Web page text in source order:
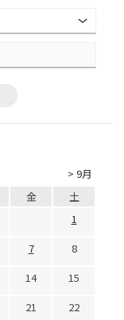
> 9月
金
土
1
7
8
14
15
21
22